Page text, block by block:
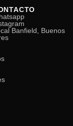
Banfield, Buenos